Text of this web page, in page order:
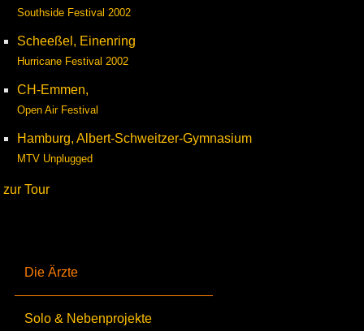
Die Ärzte
Solo & Nebenprojekte
Southside Festival 2002
Scheeßel, Einenring
Hurricane Festival 2002
CH-Emmen,
Open Air Festival
Hamburg, Albert-Schweitzer-Gymnasium
MTV Unplugged
zur Tour